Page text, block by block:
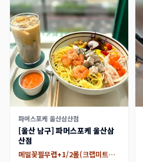
파머스포케 울산삼산점
[울산 남구] 파머스포케 울산삼
산점
메밀꽃필무렵+1/2롤(크랩미트키토롤)